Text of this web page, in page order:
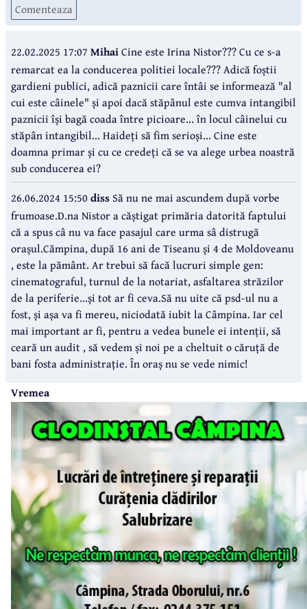
Comenteaza
22.02.2025 17:07 MihaiCine este Irina Nistor??? Cu ce s-a
remarcat ea la conducerea politiei locale??? Adică foștii
gardieni publici, adică paznicii care întâi se informează "al
cui este câinele" și apoi dacă stăpânul este cumva intangibil
paznicii își bagă coada între picioare... în locul câinelui cu
stăpân intangibil... Haideți să fim serioși... Cine este
doamna primar și cu ce credeți că se va alege urbea noastră
sub conducerea ei?
26.06.2024 15:50dissSă nu ne mai ascundem după vorbe
frumoase.D.na Nistor a căștigat primăria datorită faptului
că a spus câ nu va face pasajul care urma sâ distrugă
orașul.Cămpina, după 16 ani de Tiseanu și 4 de Moldoveanu
, este la pământ. Ar trebui să facă lucruri simple gen:
cinematograful, turnul de la notariat, asfaltarea străzilor
de la periferie...și tot ar fi ceva.Să nu uite că psd-ul nu a
fost, și așa va fi mereu, niciodată iubit la Câmpina. Iar cel
mai important ar fi, pentru a vedea bunele ei intenții, să
ceară un audit , să vedem și noi pe a cheltuit o căruță de
bani fosta administrație. În oraș nu se vede nimic!
Vremea